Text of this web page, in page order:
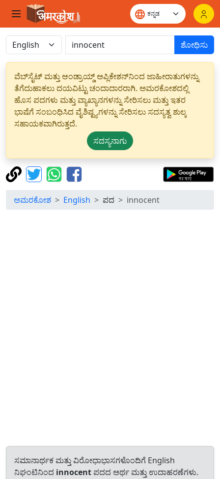
ಶೋಧಿಸು
ವೆಬ್‌ಸೈಟ್ ಮತ್ತು ಆಂಡ್ರಾಯ್ಡ್ ಅಪ್ಲಿಕೇಶನ್‌ನಿಂದ ಜಾಹೀರಾತುಗಳನ್ನು
ತೆಗೆದುಹಾಕಲು ದಯವಿಟ್ಟು ಚಂದಾದಾರರಾಗಿ. ಅಮರಕೋಶದಲ್ಲಿ
ಹೊಸ ಪದಗಳು ಮತ್ತು ವ್ಯಾಖ್ಯಾನಗಳನ್ನು ಸೇರಿಸಲು ಮತ್ತು ಇತರ
ಭಾಷೆಗೆ ಸಂಬಂಧಿಸಿದ ವೈಶಿಷ್ಟ್ಯಗಳನ್ನು ಸೇರಿಸಲು ಸದಸ್ಯತ್ವ ಶುಲ್ಕ
ಸಹಾಯಕವಾಗಿರುತ್ತದೆ.
ಸದಸ್ಯನಾಗು
ಅಮರಕೋಶ English ಪದ innocent
ಸಮಾನಾರ್ಥಕ ಮತ್ತು ವಿರೋಧಾಭಾಸಗಳೊಂದಿಗೆ English
ನಿಘಂಟಿನಿಂದ innocent ಪದದ ಅರ್ಥ ಮತ್ತು ಉದಾಹರಣೆಗಳು.